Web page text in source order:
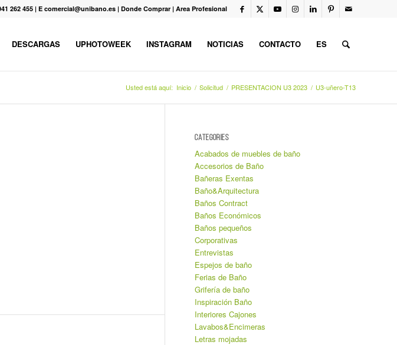
262 455 | E comercial@unibano.es | Donde Comprar | Area Profesional
DESCARGAS UPHOTOWEEK INSTAGRAM NOTICIAS CONTACTO ES
Usted está aquí: Inicio / Solicitud / PRESENTACION U3 2023 / U3-uñero-T13
CATEGORIES
Acabados de muebles de baño
Accesorios de Baño
Bañeras Exentas
Baño&Arquitectura
Baños Contract
Baños Económicos
Baños pequeños
Corporativas
Entrevistas
Espejos de baño
Ferias de Baño
Grifería de baño
Inspiración Baño
Interiores Cajones
Lavabos&Encimeras
Letras mojadas